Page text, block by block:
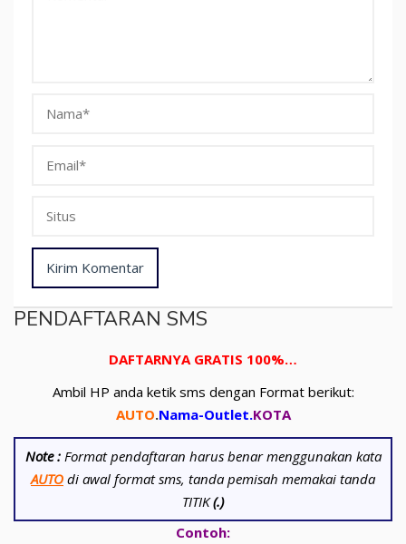
PENDAFTARAN SMS
DAFTARNYA GRATIS 100%…
Ambil HP anda ketik sms dengan Format berikut:
AUTO.Nama-Outlet.KOTA
Note : Format pendaftaran harus benar menggunakan kata
AUTO di awal format sms, tanda pemisah memakai tanda
TITIK(.)
Contoh: